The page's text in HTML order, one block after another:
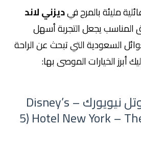
مليئة بالمرح فيديزني لاند
المناسب يجعل التجربة أسهل
السعودية التي تبحث عن الراحة
أبرز الخيارات الموصى بها:
فندق ديزني هوتل نيويورك – Disney’s
Hotel New York – The Art of Marvel (5